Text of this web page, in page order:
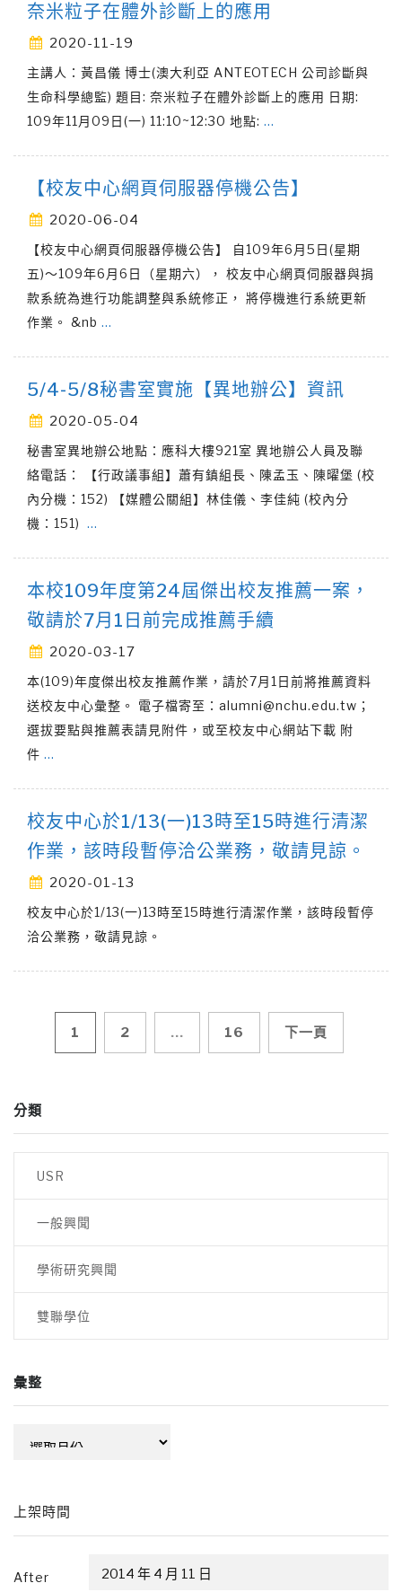
奈米粒子在體外診斷上的應用
2020-11-19
主講人：黃昌儀 博士(澳大利亞 ANTEOTECH 公司診斷與
生命科學總監) 題目: 奈米粒子在體外診斷上的應用 日期:
109年11月09日(一) 11:10~12:30 地點: …
【校友中心網頁伺服器停機公告】
2020-06-04
【校友中心網頁伺服器停機公告】 自109年6月5日(星期
五)～109年6月6日（星期六）， 校友中心網頁伺服器與捐
款系統為進行功能調整與系統修正， 將停機進行系統更新
作業。 &nb …
5/4-5/8秘書室實施【異地辦公】資訊
2020-05-04
秘書室異地辦公地點：應科大樓921室 異地辦公人員及聯
絡電話： 【行政議事組】蕭有鎮組長、陳孟玉、陳曜堡 (校
內分機：152) 【媒體公關組】林佳儀、李佳純 (校內分
機：151) …
本校109年度第24屆傑出校友推薦一案，
敬請於7月1日前完成推薦手續
2020-03-17
本(109)年度傑出校友推薦作業，請於7月1日前將推薦資料
送校友中心彙整。 電子檔寄至：alumni@nchu.edu.tw；
選拔要點與推薦表請見附件，或至校友中心網站下載 附
件 …
校友中心於1/13(一)13時至15時進行清潔
作業，該時段暫停洽公業務，敬請見諒。
2020-01-13
校友中心於1/13(一)13時至15時進行清潔作業，該時段暫停
洽公業務，敬請見諒。
導
覽
1 2 ... 16 下一頁
分類
USR
一般興聞
學術研究興聞
雙聯學位
彙整
上架時間
After